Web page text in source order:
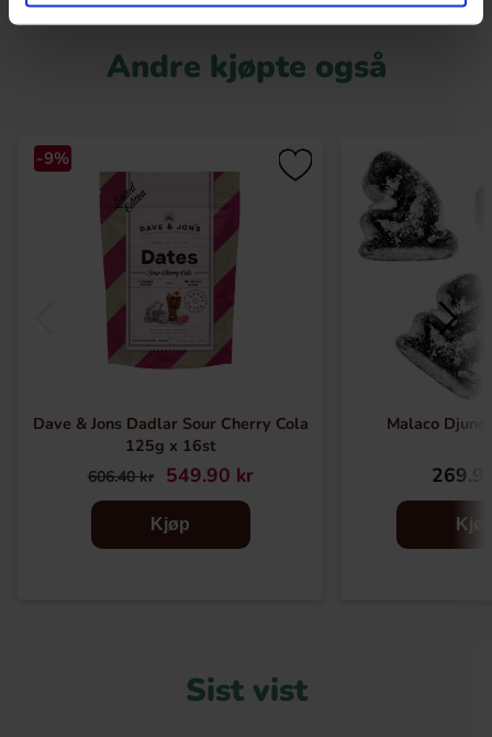
Andre kjøpte også
-9%
Dave & Jons Dadlar Sour Cherry Cola
125g x 16st
606.40 kr 549.90 kr
Kjøp
Malaco
Sist vist